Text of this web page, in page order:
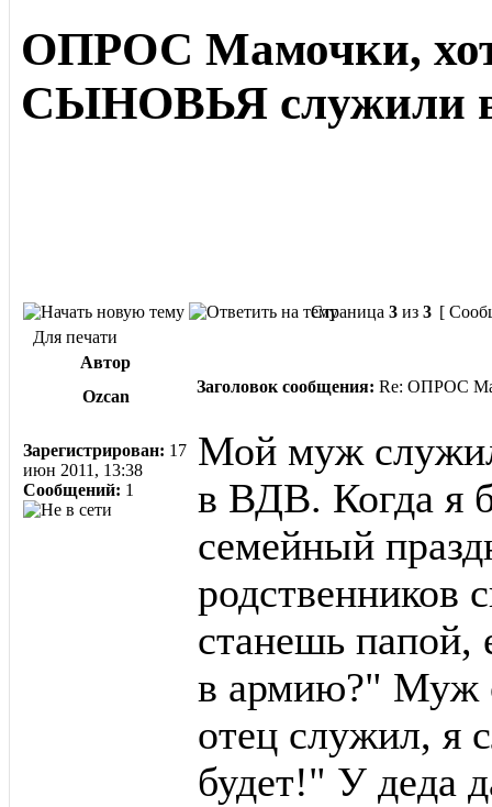
ОПРОС Мамочки,
СЫНОВЬЯ служили
Страница 3 из 3 [
Для печати
Автор
Ozcan
Заголовок сообщения: Re: ОПРОС
Зарегистрирован: 17
июн 2011, 13:38
Сообщений: 1
Мой муж
в ВДВ. Когда я
семейный
родственников
станешь папой,
в армию?" Муж
отец служил, я
будет!" У деда